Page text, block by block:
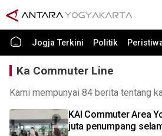
Jogja Terkini Politik
Ka Commuter Line
Kami mempunyai 84 berita tentang
KAI Commuter Area
juta penumpang